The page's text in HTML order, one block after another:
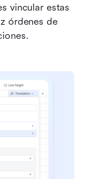
vincular estas
órdenes de